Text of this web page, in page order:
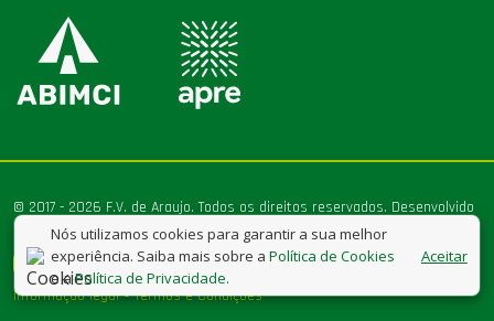
Nós utilizamos cookies para garantir a sua melhor
experiência. Saiba mais sobre aPolítica de Cookies
e aPolítica de Privacidade.
Aceitar
© 2017 - 2026 F.V. de Araujo. Todos os direitos reservados. Desenvolvido
FineMult
Informação legal • Termos e Condições